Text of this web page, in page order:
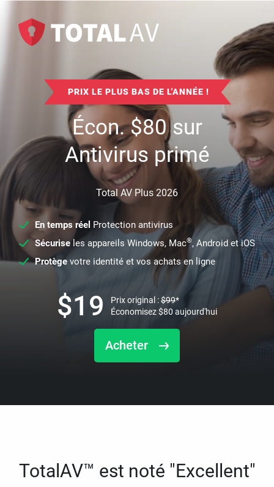
PRIX LE PLUS BAS DE L'ANNÉE !
Écon.$80sur
Antivirus primé
Total AV Plus 2026
En temps réel Protection antivirus
Sécuriseles appareils Windows, Mac®, Android et iOS
Protège votre identité et vos achats en ligne
Acheter
$19 Prix original :$99*
Économisez$80 aujourd'hui
TotalAV™ est noté "Excellent"